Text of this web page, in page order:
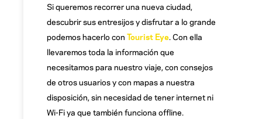
Si queremos recorrer una nueva ciudad,
descubrir sus entresijos y disfrutar a lo grande
podemos hacerlo con Tourist Eye. Con ella
llevaremos toda la información que
necesitamos para nuestro viaje, con consejos
de otros usuarios y con mapas a nuestra
disposición, sin necesidad de tener internet ni
Wi-Fi ya que también funciona offline.